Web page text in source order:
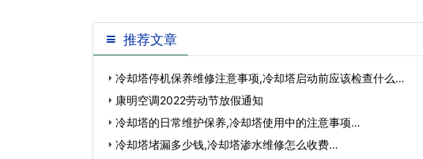
推荐文章
冷却塔停机保养维修注意事项,冷却塔启动前应该检查什么…
康明空调2022劳动节放假通知
冷却塔的日常维护保养,冷却塔使用中的注意事项…
冷却塔堵漏多少钱,冷却塔渗水维修怎么收费…